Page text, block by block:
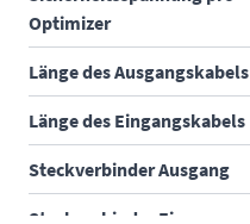
Optimizer
Länge des Ausgangskabels
Länge des Eingangskabels
Steckverbinder Ausgang
Steckverbinder Eingang